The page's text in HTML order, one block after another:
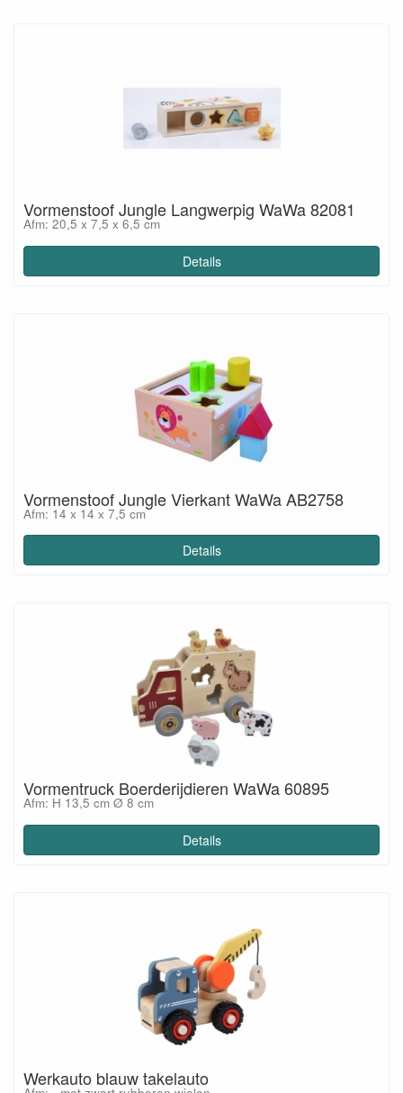
Vormenstoof Jungle Langwerpig WaWa 82081
Afm: 20,5 x 7,5 x 6,5 cm
Details
Vormenstoof Jungle Vierkant WaWa AB2758
Afm: 14 x 14 x 7,5 cm
Details
Vormentruck Boerderijdieren WaWa 60895
Afm: H 13,5 cm Ø 8 cm
Details
Werkauto blauw takelauto